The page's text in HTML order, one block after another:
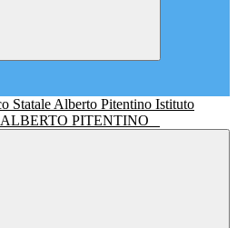
Istituto
ALBERTO PITENTINO